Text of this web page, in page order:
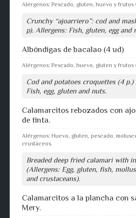
Alérgenos: Pescado, gluten, huevo y frutos
Crunchy “ajoarriero”: cod and
p). Allergens: Fish, gluten, egg and
Albóndigas de bacalao (4 ud)
Alérgenos: Pescado, huevo, gluten y frutos
Cod and potatoes croquettes (4 p.)
Fish, egg, gluten and nuts.
Calamarcitos rebozados con
de tinta.
Alérgenos: Huevo, gluten, pescado,
crustáceos.
Breaded deep fried calamari with
(Allergens: Egg, gluten, fish,
and crustaceans).
Calamarcitos a la plancha con
Mery.